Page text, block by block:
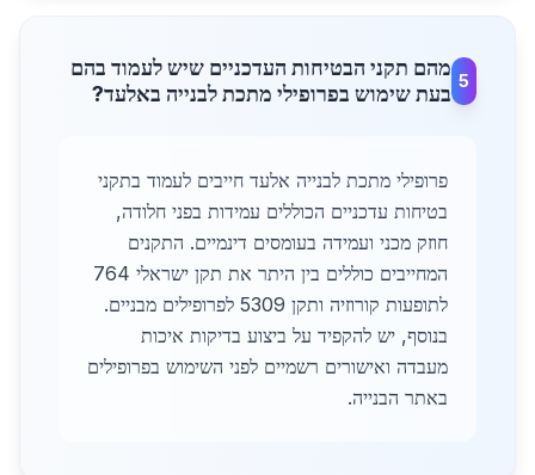
5
מהם תקני הבטיחות העדכניים שיש לעמוד בהם
בעת שימוש בפרופילי מתכת לבנייה באלעד?
פרופילי מתכת לבנייה אלעד חייבים לעמוד בתקני
בטיחות עדכניים הכוללים עמידות בפני חלודה,
חוזק מכני ועמידה בעומסים דינמיים. התקנים
המחייבים כוללים בין היתר את תקן ישראלי 764
לתופעות קורוזיה ותקן 5309 לפרופילים מבניים.
בנוסף, יש להקפיד על ביצוע בדיקות איכות
מעבדה ואישורים רשמיים לפני השימוש בפרופילים
באתר הבנייה.